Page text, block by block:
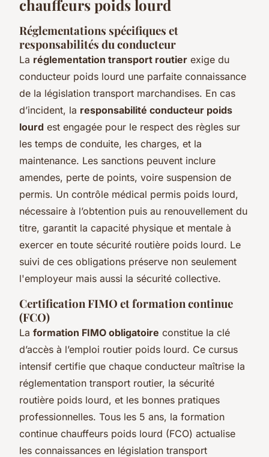
chauffeurs poids lourd
Réglementations spécifiques et
responsabilités du conducteur
La réglementation transport routier exige du
conducteur poids lourd une parfaite connaissance
de la législation transport marchandises. En cas
d’incident, la responsabilité conducteur poids
lourd est engagée pour le respect des règles sur
les temps de conduite, les charges, et la
maintenance. Les sanctions peuvent inclure
amendes, perte de points, voire suspension de
permis. Un contrôle médical permis poids lourd,
nécessaire à l’obtention puis au renouvellement du
titre, garantit la capacité physique et mentale à
exercer en toute sécurité routière poids lourd. Le
suivi de ces obligations préserve non seulement
l'employeur mais aussi la sécurité collective.
Certification FIMO et formation continue
(FCO)
La formation FIMO obligatoire constitue la clé
d’accès à l’emploi routier poids lourd. Ce cursus
intensif certifie que chaque conducteur maîtrise la
réglementation transport routier, la sécurité
routière poids lourd, et les bonnes pratiques
professionnelles. Tous les 5 ans, la formation
continue chauffeurs poids lourd (FCO) actualise
les connaissances en législation transport